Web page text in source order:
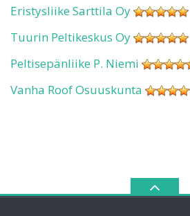
Eristysliike Sarttila Oy
Tuurin Peltikeskus Oy
Peltisepänliike P. Niemi
Vanha Roof Osuuskunta